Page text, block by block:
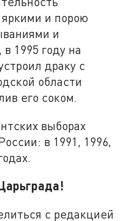
яркими и порою
и
1995 году на
драку с
области
его соком.
выборах
в 1991, 1996,
с редакцией